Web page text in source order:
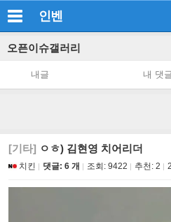
인벤
오픈이슈갤러리
내글 내 댓
[기타] ㅇㅎ) 김현영 치어리더
치킨 댓글: 6 개 조회: 9422 추천: 2